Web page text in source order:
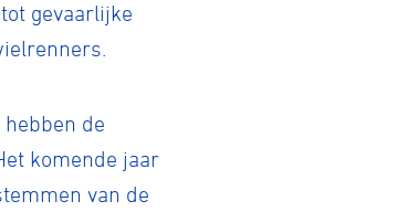
gevaarlijke
de
komende jaar
van de